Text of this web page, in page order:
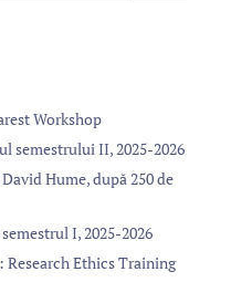
Workshop
semestrului II, 2025-2026
Hume, după 250 de
I, 2025-2026
Research Ethics Training